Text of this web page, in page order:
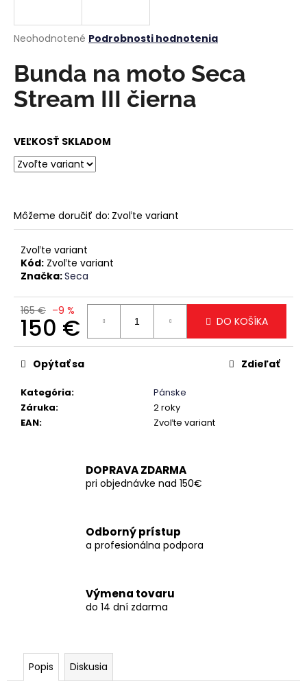
Priemerné
produktu
je
0,0
z
Neohodnotené Podrobnosti hodnotenia
Bunda na moto Seca
Stream III čierna
VEĽKOSŤ SKLADOM
Môžeme doručiť do: Zvoľte variant
Zvoľte variant
Kód: Zvoľte variant
Značka:Seca
165 € –9 %
150 €
Jednotková
cena:
DO KOŠÍKA
Kategória:
Pánske
Záruka:
2 roky
EAN: Zvoľte variant
Opýtať sa Zdieľať
DOPRAVA ZDARMA
pri objednávke nad 150€
Odborný prístup
a profesionálna podpora
Výmena tovaru
do 14 dní zdarma
Popis Diskusia
j
ť
?
O
d
p
o
ú
č
m